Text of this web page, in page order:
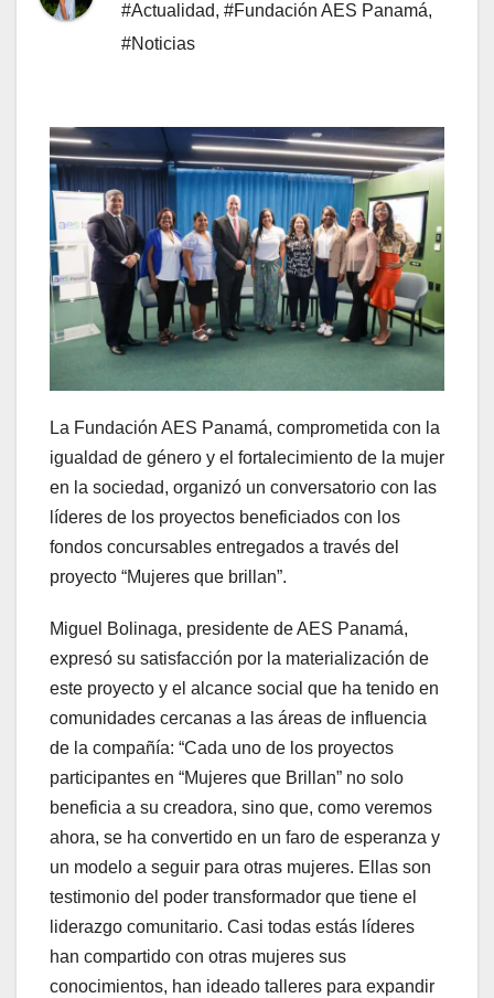
#Actualidad, #Fundación AES Panamá,
#Noticias
La Fundación AES Panamá, comprometida con la
igualdad de género y el fortalecimiento de la mujer
en la sociedad, organizó un conversatorio con las
líderes de los proyectos beneficiados con los
fondos concursables entregados a través del
proyecto “Mujeres que brillan”.
Miguel Bolinaga, presidente de AES Panamá,
expresó su satisfacción por la materialización de
este proyecto y el alcance social que ha tenido en
comunidades cercanas a las áreas de influencia
de la compañía: “Cada uno de los proyectos
participantes en “Mujeres que Brillan” no solo
beneficia a su creadora, sino que, como veremos
ahora, se ha convertido en un faro de esperanza y
un modelo a seguir para otras mujeres. Ellas son
testimonio del poder transformador que tiene el
liderazgo comunitario. Casi todas estás líderes
han compartido con otras mujeres sus
conocimientos, han ideado talleres para expandir